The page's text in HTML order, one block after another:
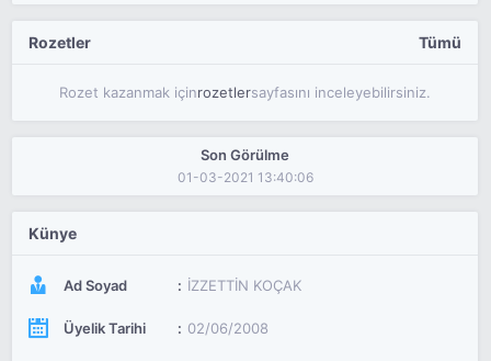
Rozetler Tümü
Rozet kazanmak içinrozetlersayfasını inceleyebilirsiniz.
Son Görülme
01-03-2021 13:40:06
Künye
Ad Soyad İZZETTİN KOÇAK
Üyelik Tarihi 02/06/2008